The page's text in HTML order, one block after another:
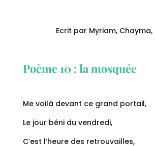
Ecrit par Myriam, Chayma,
Poème 10 : la mosquée
Me voilà devant ce grand portail,
Le jour béni du vendredi,
C’est l’heure des retrouvailles,